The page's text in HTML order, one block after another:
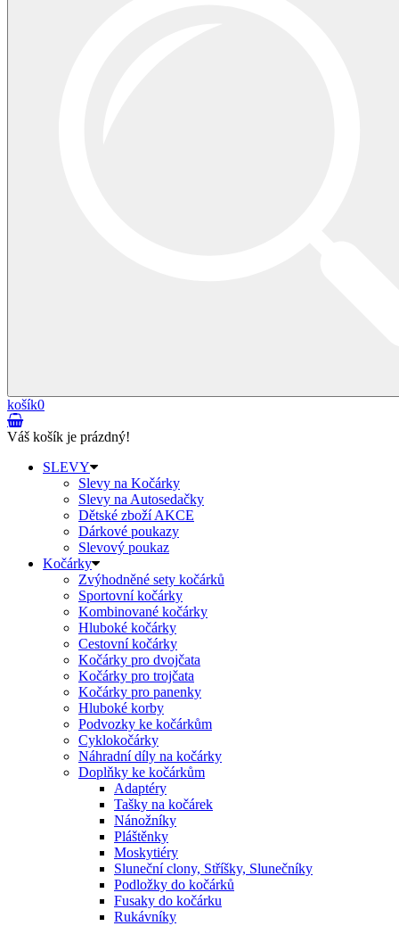
košík0
Váš košík je prázdný!
SLEVY
Slevy na Kočárky
Slevy na Autosedačky
Dětské zboží AKCE
Dárkové poukazy
Slevový poukaz
Kočárky
Zvýhodněné sety kočárků
Sportovní kočárky
Kombinované kočárky
Hluboké kočárky
Cestovní kočárky
Kočárky pro dvojčata
Kočárky pro trojčata
Kočárky pro panenky
Hluboké korby
Podvozky ke kočárkům
Cyklokočárky
Náhradní díly na kočárky
Doplňky ke kočárkům
Adaptéry
Tašky na kočárek
Nánožníky
Pláštěnky
Moskytiéry
Sluneční clony, Stříšky, Slunečníky
Podložky do kočárků
Fusaky do kočárku
Rukávníky